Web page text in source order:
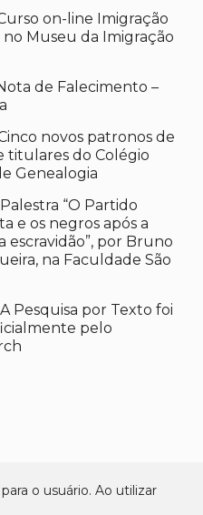
on-line Imigração
no Museu da Imigração
de Falecimento –
novos patronos de
titulares do Colégio
Genealogia
Palestra “O Partido
e os negros após a
escravidão”, por Bruno
na Faculdade São
A Pesquisa por Texto foi
pelo
o usuário. Ao utilizar